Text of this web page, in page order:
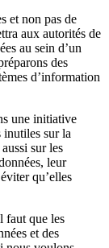
et non pas de
aux autorités de
au sein d’un
des
d’information
une initiative
inutiles sur la
sur les
leur
qu’elles
faut que les
et des